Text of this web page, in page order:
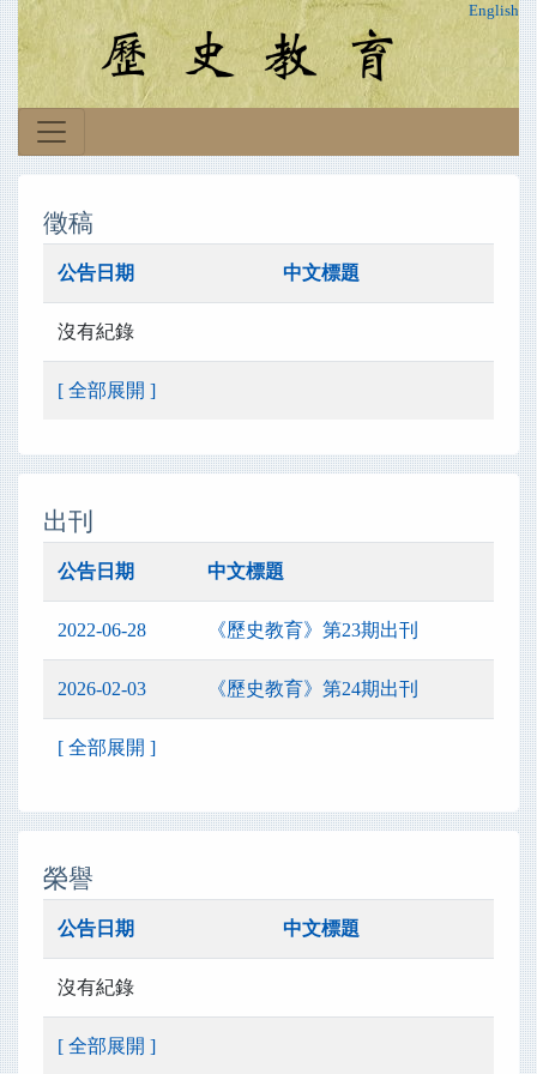
English
徵稿
公告日期 中文標題
沒有紀錄
[ 全部展開 ]
出刊
公告日期 中文標題
2022-06-28 《歷史教育》第23期出刊
2026-02-03 《歷史教育》第24期出刊
[ 全部展開 ]
榮譽
公告日期 中文標題
沒有紀錄
[ 全部展開 ]